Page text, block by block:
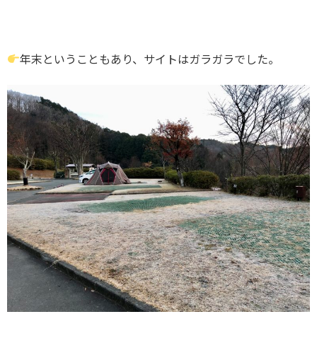
年末ということもあり、サイトはガラガラでした。